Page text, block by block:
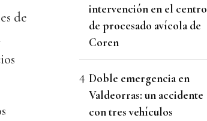
de
intervención en el centro
de procesado avícola de
Coren
Doble emergencia en
Valdeorras: un accidente
con tres vehículos